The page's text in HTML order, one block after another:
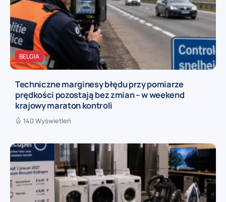
BELGIA
Techniczne marginesy błędu przy pomiarze
prędkości pozostają bez zmian – w weekend
krajowy maraton kontroli
140 Wyświetleń